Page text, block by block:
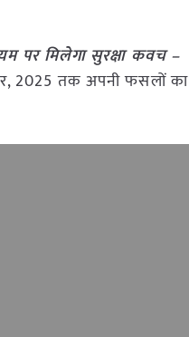
पर मिलेगा सुरक्षा कवच –
2025 तक अपनी फसलों का